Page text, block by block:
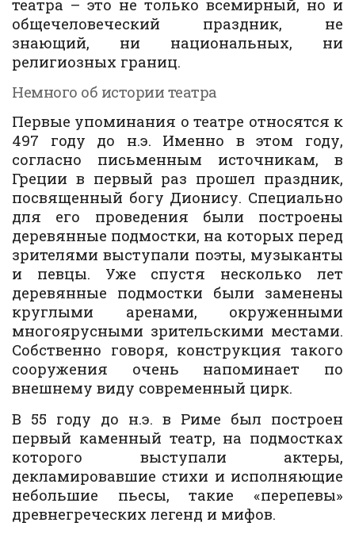
театра – это не только всемирный, но и
общечеловеческий праздник, не
знающий, ни национальных, ни
религиозных границ.
Немного об истории театра
Первые упоминания о театре относятся к
497 году до н.э. Именно в этом году,
согласно письменным источникам, в
Греции в первый раз прошел праздник,
посвященный богу Дионису. Специально
для его проведения были построены
деревянные подмостки, на которых перед
зрителями выступали поэты, музыканты
и певцы. Уже спустя несколько лет
деревянные подмостки были заменены
круглыми аренами, окруженными
многоярусными зрительскими местами.
Собственно говоря, конструкция такого
сооружения очень напоминает по
внешнему виду современный цирк.
В 55 году до н.э. в Риме был построен
первый каменный театр, на подмостках
которого выступали актеры,
декламировавшие стихи и исполняющие
небольшие пьесы, такие «перепевы»
древнегреческих легенд и мифов.